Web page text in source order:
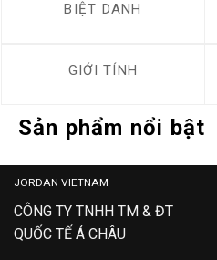
BIỆT DANH
GIỚI TÍNH
Sản phẩm nổi bật
JORDAN VIETNAM
CÔNG TY TNHH TM & ĐT
QUỐC TẾ Á CHÂU